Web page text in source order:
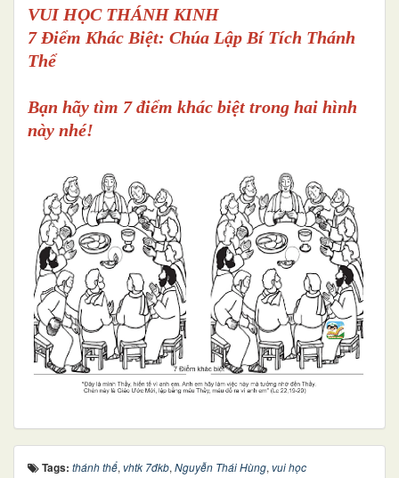
VUI HỌC THÁNH KINH
7 Điểm Khác Biệt: Chúa Lập Bí Tích Thánh
Thể
Bạn hãy tìm 7 điểm khác biệt trong hai hình
này nhé!
Tags: thánh thể, vhtk 7đkb, Nguyễn Thái Hùng, vui học